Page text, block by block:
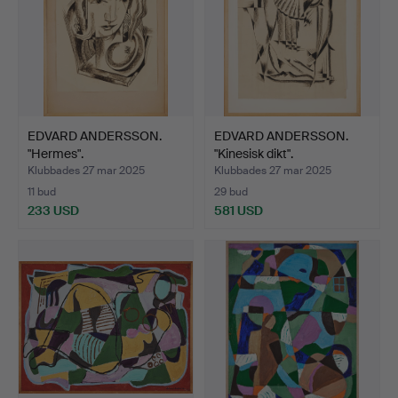
EDVARD ANDERSSON.
"Hermes".
Klubbades 27 mar 2025
11 bud
233 USD
EDVARD ANDERSSON.
"Kinesisk dikt".
Klubbades 27 mar 2025
29 bud
581 USD